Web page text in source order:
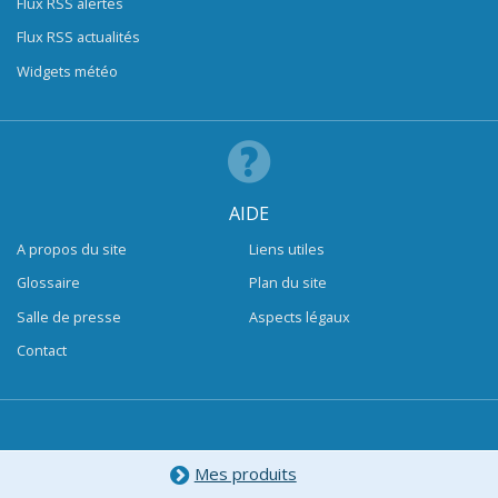
Flux RSS actualités
Widgets météo
AIDE
A propos du site
Glossaire
Salle de presse
Contact
Liens utiles
Plan du site
Aspects légaux
Mes produits